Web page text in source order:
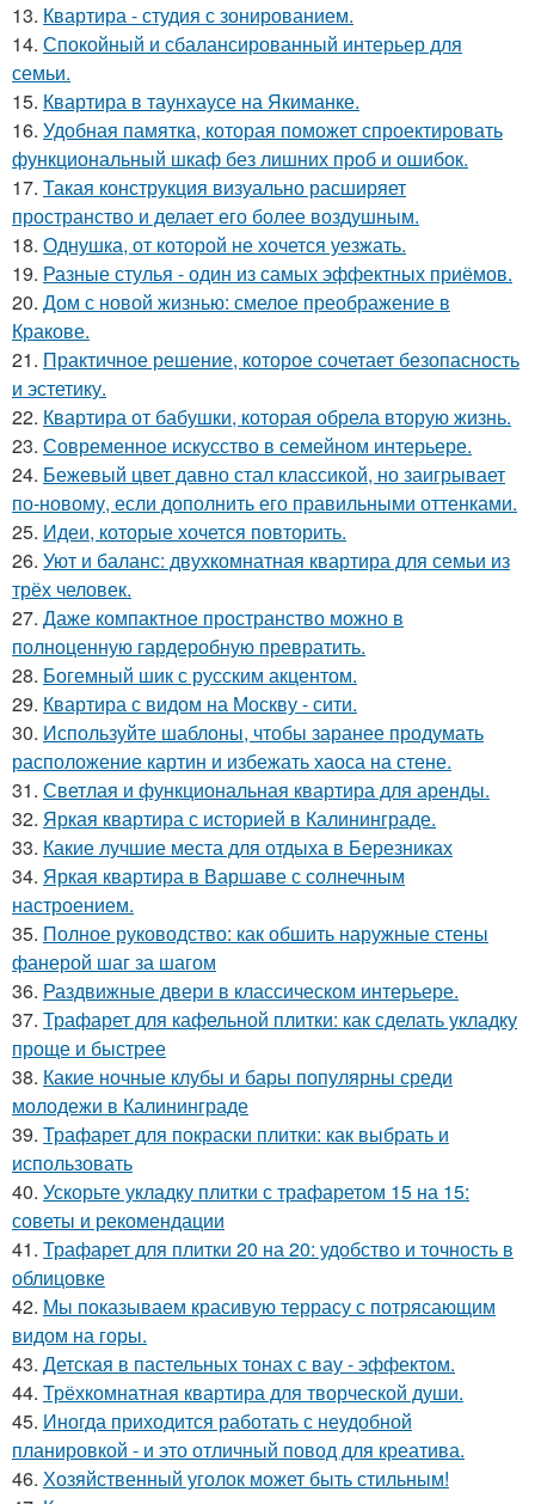
13. Квартира - студия с зонированием.
14. Спокойный и сбалансированный интерьер для
семьи.
15. Квартира в таунхаусе на Якиманке.
16. Удобная памятка, которая поможет спроектировать
функциональный шкаф без лишних проб и ошибок.
17. Такая конструкция визуально расширяет
пространство и делает его более воздушным.
18. Однушка, от которой не хочется уезжать.
19. Разные стулья - один из самых эффектных приёмов.
20. Дом с новой жизнью: смелое преображение в
Кракове.
21. Практичное решение, которое сочетает безопасность
и эстетику.
22. Квартира от бабушки, которая обрела вторую жизнь.
23. Современное искусство в семейном интерьере.
24. Бежевый цвет давно стал классикой, но заигрывает
по-новому, если дополнить его правильными оттенками.
25. Идеи, которые хочется повторить.
26. Уют и баланс: двухкомнатная квартира для семьи из
трёх человек.
27. Даже компактное пространство можно в
полноценную гардеробную превратить.
28. Богемный шик с русским акцентом.
29. Квартира с видом на Москву - сити.
30. Используйте шаблоны, чтобы заранее продумать
расположение картин и избежать хаоса на стене.
31. Светлая и функциональная квартира для аренды.
32. Яркая квартира с историей в Калининграде.
33. Какие лучшие места для отдыха в Березниках
34. Яркая квартира в Варшаве с солнечным
настроением.
35. Полное руководство: как обшить наружные стены
фанерой шаг за шагом
36. Раздвижные двери в классическом интерьере.
37. Трафарет для кафельной плитки: как сделать укладку
проще и быстрее
38. Какие ночные клубы и бары популярны среди
молодежи в Калининграде
39. Трафарет для покраски плитки: как выбрать и
использовать
40. Ускорьте укладку плитки с трафаретом 15 на 15:
советы и рекомендации
41. Трафарет для плитки 20 на 20: удобство и точность в
облицовке
42. Мы показываем красивую террасу с потрясающим
видом на горы.
43. Детская в пастельных тонах с вау - эффектом.
44. Трёхкомнатная квартира для творческой души.
45. Иногда приходится работать с неудобной
планировкой - и это отличный повод для креатива.
46. Хозяйственный уголок может быть стильным!